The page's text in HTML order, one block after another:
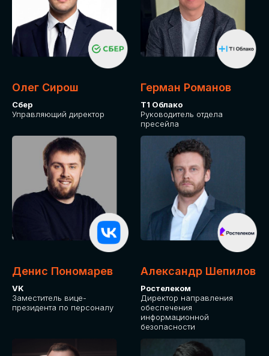
Олег Сирош
Сбер
Управляющий директор
Герман Романов
Т1 Облако
Руководитель отдела
пресейла
Денис Пономарев
VK
Заместитель вице-
президента по персоналу
Александр Шепилов
Ростелеком
Директор направления
обеспечения
информационной
безопасности